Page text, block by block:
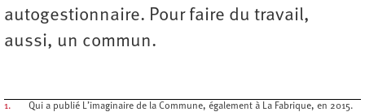
autogestionnaire. Pour faire du travail,
aussi, un commun.
1.
Qui a publié L’imaginaire de la Commune, également à La Fabrique, en 2015.